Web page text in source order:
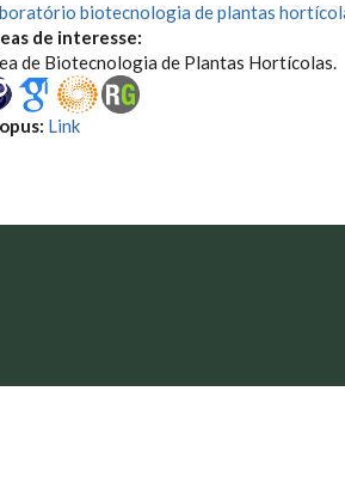
biotecnologia de plantas
de interesse:
de Biotecnologia de Plantas Hortícolas.
Link